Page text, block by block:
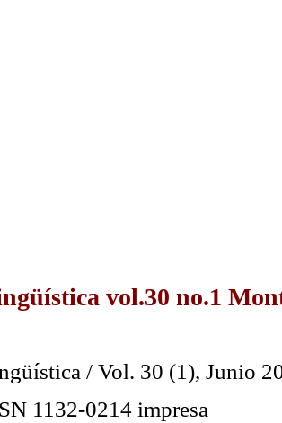
vol.30 no.1
/ Vol. 30 (1), Junio
1132-0214 impresa